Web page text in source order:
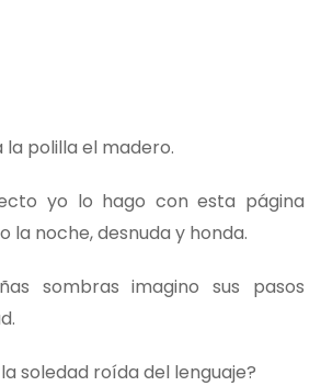
la polilla el madero.
yo lo hago con esta página
la noche, desnuda y honda.
sombras imagino sus pasos
soledad roída del lenguaje?